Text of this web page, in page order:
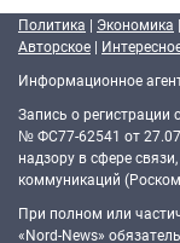
Политика | Экономика |
Авторское |
Информационное
Запись о регистрации
№ ФС77-62541 от
надзору в сфере
коммуникаций
При полном или
«Nord-News»